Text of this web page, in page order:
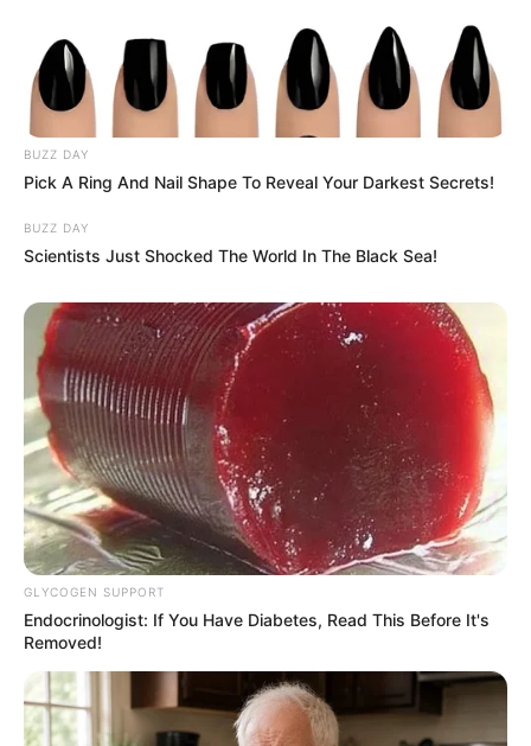
BUZZ DAY
Pick A Ring And Nail Shape To Reveal Your Darkest Secrets!
BUZZ DAY
Scientists Just Shocked The World In The Black Sea!
GLYCOGEN SUPPORT
Endocrinologist: If You Have Diabetes, Read This Before It's
Removed!